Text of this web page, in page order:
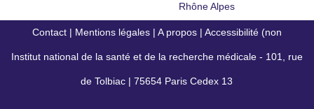
Rhône Alpes
Contact | Mentions légales | A propos | Accessibilité (non
conforme)
Institut national de la santé et de la recherche médicale - 101, rue
de Tolbiac | 75654 Paris Cedex 13